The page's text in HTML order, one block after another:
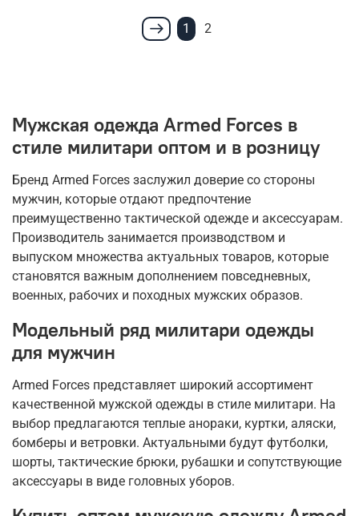
1 2
Мужская одежда Armed Forces в
стиле милитари оптом и в розницу
Бренд Armed Forces заслужил доверие со стороны
мужчин, которые отдают предпочтение
преимущественно тактической одежде и аксессуарам.
Производитель занимается производством и
выпуском множества актуальных товаров, которые
становятся важным дополнением повседневных,
военных, рабочих и походных мужских образов.
Модельный ряд милитари одежды
для мужчин
Armed Forces представляет широкий ассортимент
качественной мужской одежды в стиле милитари. На
выбор предлагаются теплые анораки, куртки, аляски,
бомберы и ветровки. Актуальными будут футболки,
шорты, тактические брюки, рубашки и сопутствующие
аксессуары в виде головных уборов.